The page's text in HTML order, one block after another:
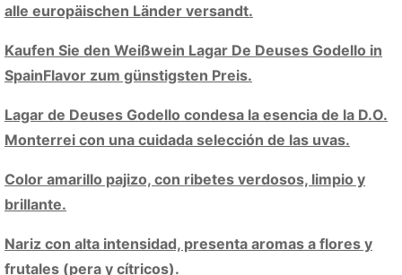
alle europäischen Länder versandt.
Kaufen Sie den Weißwein Lagar De Deuses Godello in
SpainFlavor zum günstigsten Preis.
Lagar de Deuses Godello condesa la esencia de la D.O.
Monterrei con una cuidada selección de las uvas.
Color amarillo pajizo, con ribetes verdosos, limpio y
brillante.
Nariz con alta intensidad, presenta aromas a flores y
frutales (pera y cítricos).